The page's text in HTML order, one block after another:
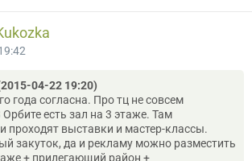
04-22 19:20)
года согласна. Про тц не совсем
есть зал на 3 этаже. Там
проходят выставки и мастер-классы.
закуток, да и рекламу можно разместить
+ прилегающий район +